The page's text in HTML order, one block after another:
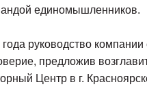
единомышленников.
руководство компании
предложив
Центр в г.